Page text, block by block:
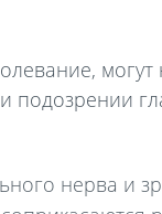
подозрении
нерва и